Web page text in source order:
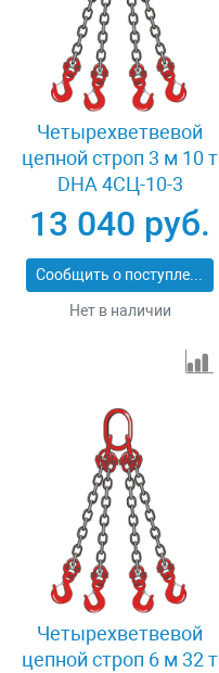
Четырехветвевой
цепной строп 3 м 10 т
DHA 4СЦ-10-3
13 040 руб.
Сообщить о поступлении
Нет в наличии
Четырехветвевой
цепной строп 6 м 32 т